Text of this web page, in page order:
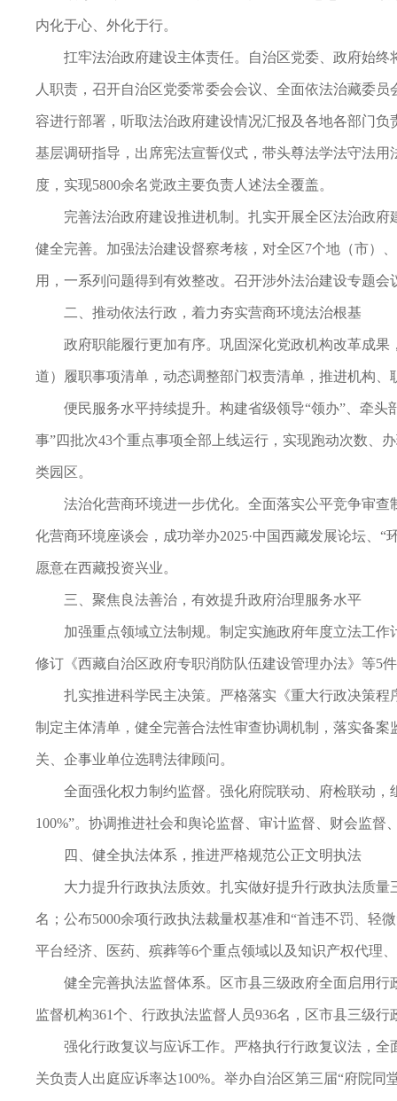
内化于心、外化于行。
扛牢法治政府建设主体责任。自治区党委、政府始
人职责，召开自治区党委常委会会议、全面依法治藏委
容进行部署，听取法治政府建设情况汇报及各地各部门
基层调研指导，出席宪法宣誓仪式，带头尊法学法守法
度，实现5800余名党政主要负责人述法全覆盖。
完善法治政府建设推进机制。扎实开展全区法治政
健全完善。加强法治建设督察考核，对全区7个地（市）
用，一系列问题得到有效整改。召开涉外法治建设专题
二、推动依法行政，着力夯实营商环境法治根基
政府职能履行更加有序。巩固深化党政机构改革成
道）履职事项清单，动态调整部门权责清单，推进机构
便民服务水平持续提升。构建省级领导“领办”、牵头
事”四批次43个重点事项全部上线运行，实现跑动次数、
类园区。
法治化营商环境进一步优化。全面落实公平竞争审
化营商环境座谈会，成功举办2025·中国西藏发展论坛、
愿意在西藏投资兴业。
三、聚焦良法善治，有效提升政府治理服务水平
加强重点领域立法制规。制定实施政府年度立法工
修订《西藏自治区政府专职消防队伍建设管理办法》等5
扎实推进科学民主决策。严格落实《重大行政决策
制定主体清单，健全完善合法性审查协调机制，落实备
关、企事业单位选聘法律顾问。
全面强化权力制约监督。强化府院联动、府检联动
100%”。协调推进社会和舆论监督、审计监督、财会监
四、健全执法体系，推进严格规范公正文明执法
大力提升行政执法质效。扎实做好提升行政执法质
名；公布5000余项行政执法裁量权基准和“首违不罚、轻
平台经济、医药、殡葬等6个重点领域以及知识产权代理
健全完善执法监督体系。区市县三级政府全面启用
监督机构361个、行政执法监督人员936名，区市县三级
强化行政复议与应诉工作。严格执行行政复议法，全
关负责人出庭应诉率达100%。举办自治区第三届“府院